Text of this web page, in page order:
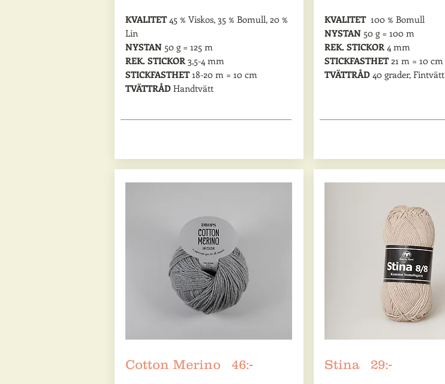
KVALITET45 % Viskos, 35 % Bomull, 20 %
Lin
NYSTAN 50 g = 125 m
REK. STICKOR3,5-4 mm
STICKFASTHET18-20 m = 10 cm
TVÄTTRÅDHandtvätt
Cotton Merino 46:-
KVALITET100 % Bomull
NYSTAN50 g = 100 m
REK. STICKOR 4 mm
STICKFASTHET21 m = 10 cm
TVÄTTRÅD 40 grader, Fintvätt
Stina 29:-